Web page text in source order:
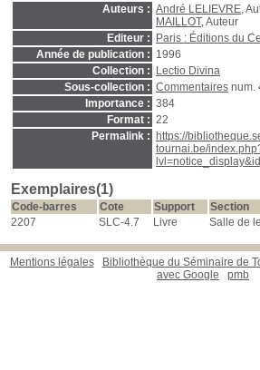
Auteurs : André LELIEVRE,
MAILLOT, Auteur
Editeur :
Paris : Éditions du
Année de publication : 1996
Collection :
Lectio Divina
Sous-collection : Commentaires num.
Importance : 384
Format : 22
Permalink :
https://
tournai.be/
Exemplaires(1)
Code-barres Cote Support Section
2207
SLC-4.7 Livre Salle de
Mentions légales Bibliothèque du Séminaire de
avec Google
pmb